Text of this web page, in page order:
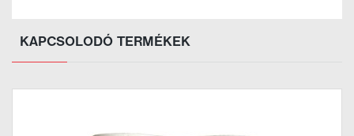
KAPCSOLODÓ TERMÉKEK